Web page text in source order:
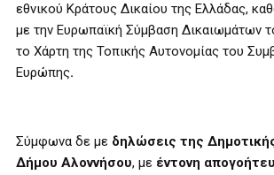
εθνικού Κράτους Δικαίου της Ελλάδας,
με την Ευρωπαϊκή Σύμβαση Δικαιωμάτων
το Χάρτη της Τοπικής Αυτονομίας του
Ευρώπης.
Σύμφωνα δε με δηλώσεις της
Δήμου Αλοννήσου, με έντονη